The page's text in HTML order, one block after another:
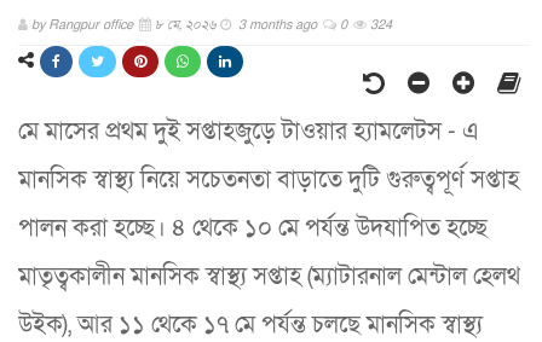
byRangpur office ৮ মে, ২০২৬ 3 months ago 0 324
মে মাসের প্রথম দুই সপ্তাহজুড়ে টাওয়ার হ্যামলেটস - এ
মানসিক স্বাস্থ্য নিয়ে সচেতনতা বাড়াতে দুটি গুরুত্বপূর্ণ সপ্তাহ
পালন করা হচ্ছে। ৪ থেকে ১০ মে পর্যন্ত উদযাপিত হচ্ছে
মাতৃত্বকালীন মানসিক স্বাস্থ্য সপ্তাহ (ম্যাটারনাল মেন্টাল হেলথ
উইক), আর ১১ থেকে ১৭ মে পর্যন্ত চলছে মানসিক স্বাস্থ্য